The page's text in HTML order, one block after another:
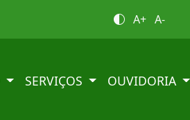
A+ A-
SERVIÇOS OUVIDORIA